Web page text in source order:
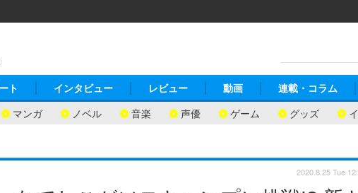
マンガ ノベル 音楽 声優 ゲーム グッズ
ト インタビュー レビュー 動画 連載・コラム
2020.8.25 Tue